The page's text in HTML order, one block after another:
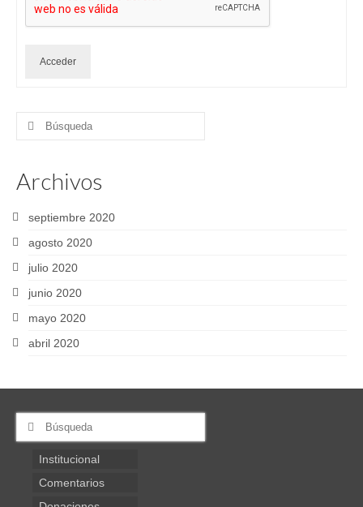
Acceder
Buscar
Archivos
septiembre 2020
agosto 2020
julio 2020
junio 2020
mayo 2020
abril 2020
Buscar
Institucional
Comentarios